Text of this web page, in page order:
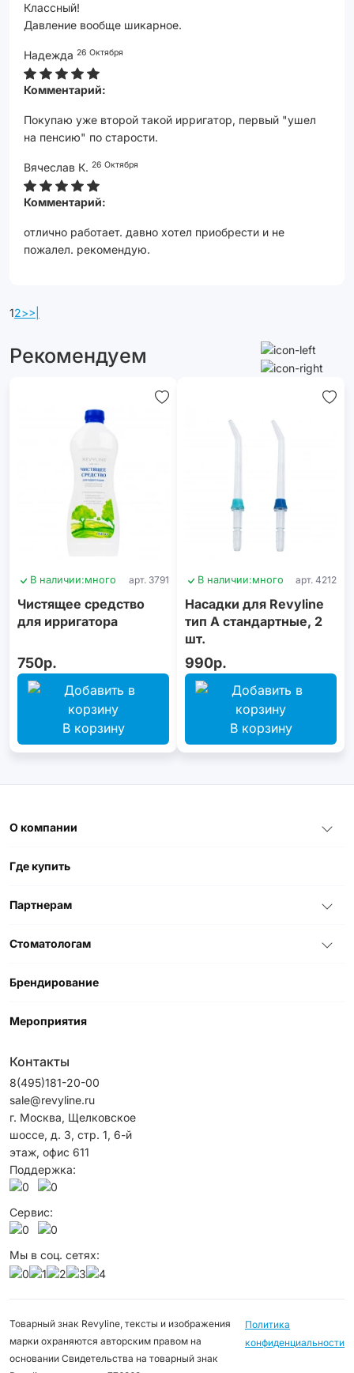
Классный!
Давление вообще шикарное.
Надежда 26 Октября
Комментарий:
Покупаю уже второй такой ирригатор, первый "ушел
на пенсию" по старости.
Вячеслав К. 26 Октября
Комментарий:
отлично работает. давно хотел приобрести и не
пожалел. рекомендую.
12>>|
Рекомендуем
В наличии:много арт. 3791
Чистящее средство
для ирригатора
750р.
В корзину
В наличии:много арт. 4212
Насадки для Revyline
тип А стандартные, 2
шт.
990р.
В корзину
О компании
Где купить
Партнерам
Стоматологам
Брендирование
Мероприятия
Контакты
8(495)181-20-00
sale@revyline.ru
г. Москва, Щелковское
шоссе, д. 3, стр. 1, 6-й
этаж, офис 611
Поддержка:
Сервис:
Мы в соц. сетях:
Товарный знак Revyline, тексты и изображения
марки охраняются авторским правом на
основании Свидетельства на товарный знак
Политика
конфиденциальности